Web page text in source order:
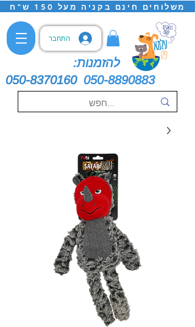
משלוחים חינם בקניה מעל 150 ש"ח
התחבר
להזמנות:
050-8370160 050-8890883